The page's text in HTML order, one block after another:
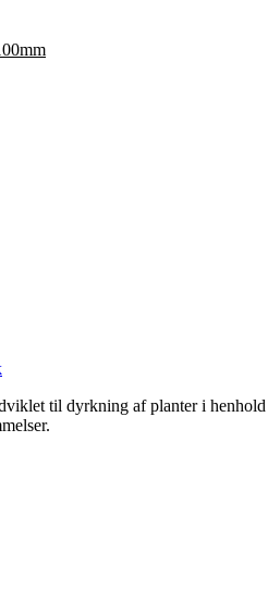
til dyrkning af planter i henhold